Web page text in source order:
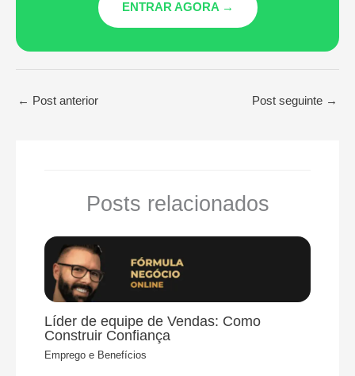
ENTRAR AGORA →
← Post anterior Post seguinte →
Posts relacionados
Líder de equipe de Vendas: Como
Construir Confiança
Emprego e Benefícios